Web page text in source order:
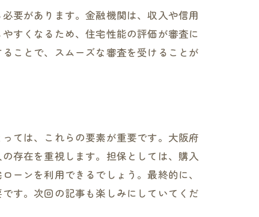
要があります。金融機関は、収入や信用
すくなるため、住宅性能の評価が審査に
ことで、スムーズな審査を受けることが
ては、これらの要素が重要です。大阪府
存在を重視します。担保としては、購入
ーンを利用できるでしょう。最終的に、
す。次回の記事も楽しみにしていてくだ